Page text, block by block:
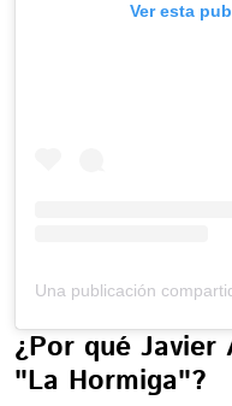
Ver esta
¿Por qué
"La Hormiga"?